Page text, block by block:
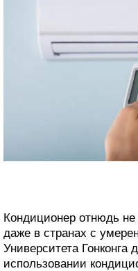
Кондиционер отнюдь
даже в странах с
Университета Гонконга
использовании